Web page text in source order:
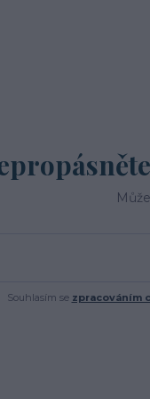
Souhlasím se zpracováním